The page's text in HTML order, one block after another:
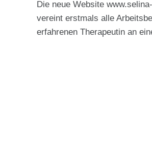
Die neue Website
vereint erstmals alle
erfahrenen Therapeutin an